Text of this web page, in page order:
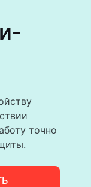
точно